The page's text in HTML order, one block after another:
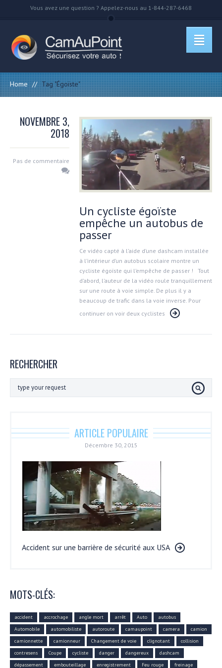
Vous avez une question ? Appelez-nous au 1-844-287-6468
Home // Tag "Égoïste"
NOVEMBRE 3,
2018
Pas de commentaire
Un cycliste égoïste
empêche un autobus de
passer
Ce vidéo capté à l’aide d’une dashcam installée
à l’intérieur d’un autobus scolaire montre un
cycliste égoïste qui l’empêche de passer ! Tout
d’abord, l’auteur de la vidéo roule tranquillement
sur une route à voie simple. De plus il y a
beaucoup de trafic dans la voie inverse. Pour
continuer on voir deux cyclistes
RECHERCHER
ARTICLE POPULAIRE
Décembre 30, 2015
Accident sur une barrière de sécurité aux USA
MOTS-CLÉS:
accident accrochage angle mort arrêt Auto
autobus
Automobile
automobiliste autoroute camaupoint camera
camion
camionnette
camionneur Changement de voie clignotant
collision
contresens
Coupe cycliste danger dangereux
dashcam
dépassement
embouteillage enregistrement Feu rouge freinage